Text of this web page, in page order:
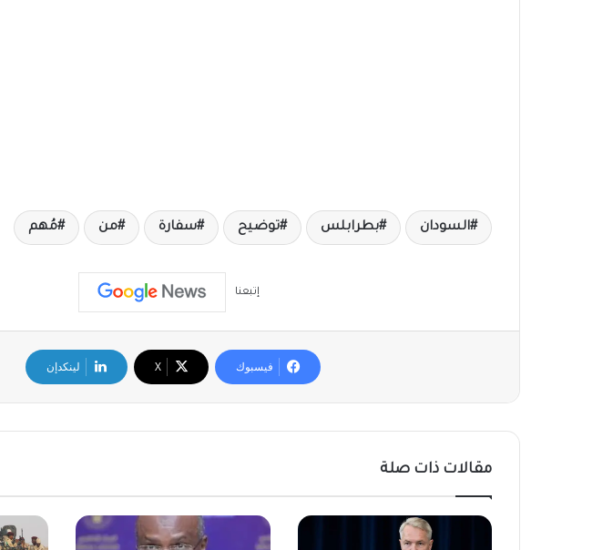
السودان بطرابلس توضيح سفارة من مُهم
إتبعنا
فيسبوك ‫X لينكدإن
مقالات ذات صلة